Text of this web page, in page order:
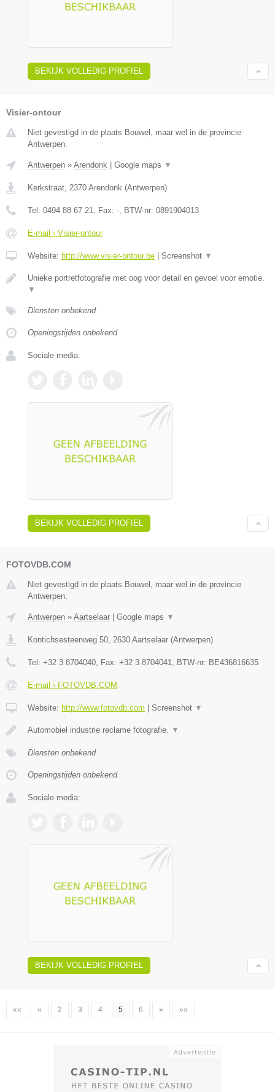
BEKIJK VOLLEDIG PROFIEL
Visier-ontour
Niet gevestigd in de plaats Bouwel, maar wel in de provincie
Antwerpen.
Antwerpen » Arendonk Google maps ▼
Kerkstraat, 2370 Arendonk (Antwerpen)
Tel: 0494 88 67 21, Fax: -, BTW-nr: 0891904013
E-mail › Visier-ontour
Website: http://www.visier-ontour.be Screenshot ▼
Unieke portretfotografie met oog voor detail en gevoel voor emotie.
▼
Diensten onbekend
Openingstijden onbekend
Sociale media:
BEKIJK VOLLEDIG PROFIEL
FOTOVDB.COM
Niet gevestigd in de plaats Bouwel, maar wel in de provincie
Antwerpen.
Antwerpen » Aartselaar Google maps ▼
Kontichsesteenweg 50, 2630 Aartselaar (Antwerpen)
Tel: +32 3 8704040, Fax: +32 3 8704041, BTW-nr: BE436816635
E-mail › FOTOVDB.COM
Website: http://www.fotovdb.com Screenshot ▼
Automobiel industrie reclame fotografie. ▼
Diensten onbekend
Openingstijden onbekend
Sociale media:
BEKIJK VOLLEDIG PROFIEL
«« « 2 3 4 5 6 » »»